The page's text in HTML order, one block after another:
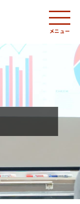
メニュー